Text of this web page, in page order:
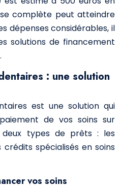
complète peut atteindre
dépenses considérables, il
solutions de financement
: une solution
est une solution qui
de vos soins sur
deux types de prêts : les
spécialisés en soins
vos soins